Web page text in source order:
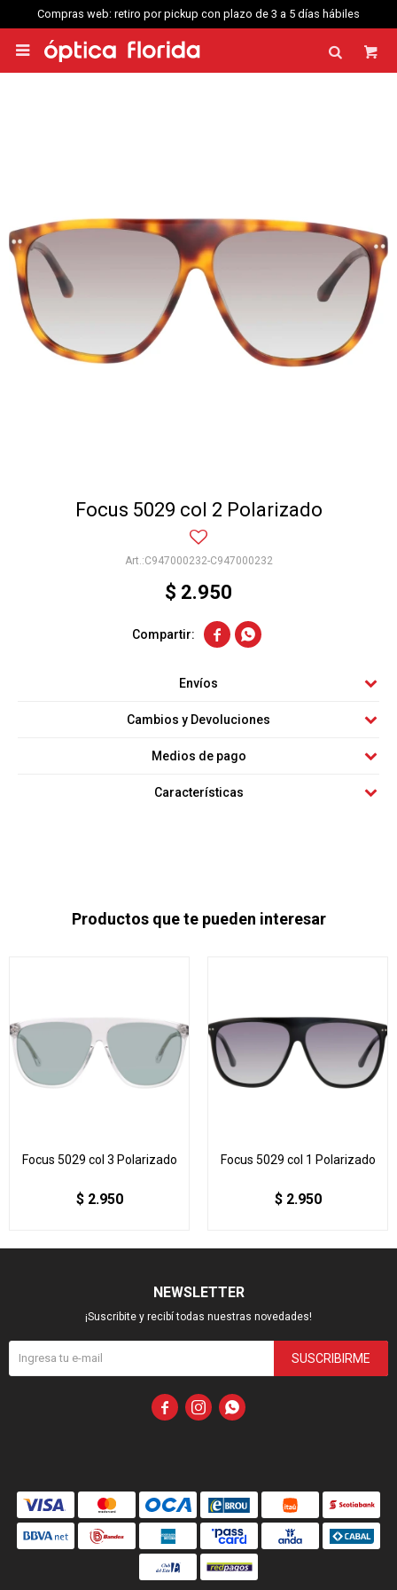
Compras web: retiro por pickup con plazo de 3 a 5 días hábiles

Focus 5029 col 2 Polarizado
C947000232-C947000232
$ 2.950
 
Envíos
Cambios y Devoluciones
Medios de pago
Características
Productos que te pueden interesar
Focus 5029 col 3 Polarizado
$ 2.950
Focus 5029 col 1 Polarizado
$ 2.950
NEWSLETTER
¡Suscribite y recibí todas nuestras novedades!
SUSCRIBIRME
  